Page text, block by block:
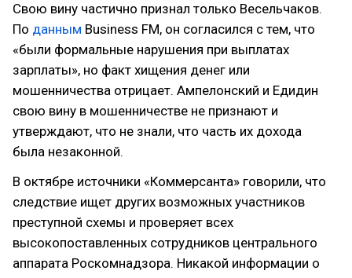
Свою вину частично признал только Весельчаков.
По данным Business FM, он согласился с тем, что
«были формальные нарушения при выплатах
зарплаты», но факт хищения денег или
мошенничества отрицает. Ампелонский и Едидин
свою вину в мошенничестве не признают и
утверждают, что не знали, что часть их дохода
была незаконной.
В октябре источники «Коммерсанта» говорили, что
следствие ищет других возможных участников
преступной схемы и проверяет всех
высокопоставленных сотрудников центрального
аппарата Роскомнадзора. Никакой информации о